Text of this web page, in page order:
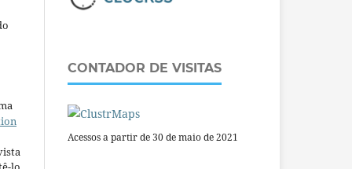
CONTADOR DE VISITAS
Acessos a partir de 30 de maio de 2021